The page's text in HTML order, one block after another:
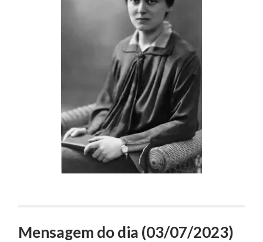
Mensagem do dia (03/07/2023)